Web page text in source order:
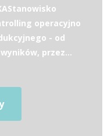
operacyjno
- od
przez...